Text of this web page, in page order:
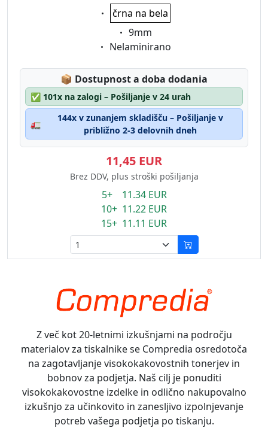
Eigenschaft:
črna na bela
Eigenschaft:
9mm
Eigenschaft:
Nelaminirano
📦 Lagerstatus:
Dostupnost a doba dodania
✅ 101x na zalogi – Pošiljanje v 24 urah
🚛
144x v zunanjem skladišču – Pošiljanje v
približno 2-3 delovnih dneh
11,45 EUR
Brez DDV, plus stroški pošiljanja
5+ 11.34 EUR
10+ 11.22 EUR
15+ 11.11 EUR
Z več kot 20-letnimi izkušnjami na področju
materialov za tiskalnike se Compredia osredotoča
na zagotavljanje visokokakovostnih tonerjev in
bobnov za podjetja. Naš cilj je ponuditi
visokokakovostne izdelke in odlično nakupovalno
izkušnjo za učinkovito in zanesljivo izpolnjevanje
potreb vašega podjetja po tiskanju.